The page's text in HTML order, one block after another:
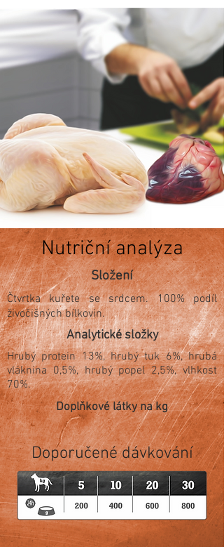
Nutriční analýza
Složení
Čtvrtka kuřete se srdcem. 100% podíl
živočišných bílkovin.
Analytické složky
Hrubý protein 13%, hrubý tuk 6%, hrubá
vláknina 0,5%, hrubý popel 2,5%, vlhkost
70%.
Doplňkové látky na kg
Doporučené dávkování